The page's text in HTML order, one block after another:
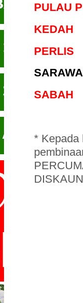
PULAU
KEDAH
PERLIS
SABAH
* Kepada